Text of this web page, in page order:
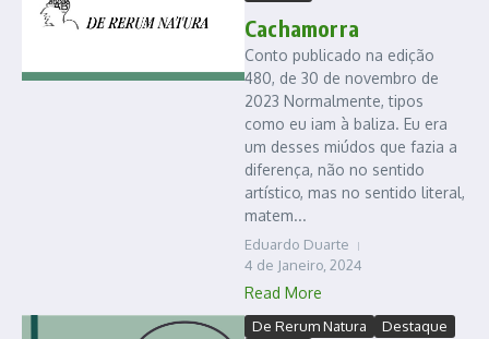
Cachamorra
Conto publicado na edição
480, de 30 de novembro de
2023 Normalmente, tipos
como eu iam à baliza. Eu era
um desses miúdos que fazia a
diferença, não no sentido
artístico, mas no sentido literal,
matem...
Eduardo Duarte
4 de Janeiro, 2024
Read More
De Rerum Natura
Destaque